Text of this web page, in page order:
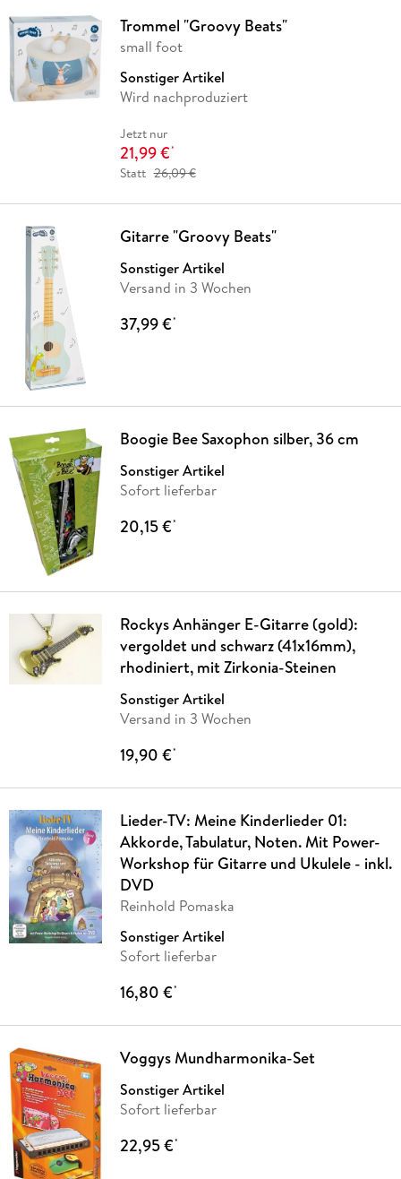
Trommel "Groovy Beats"
small foot
Sonstiger Artikel
Wird nachproduziert
Jetzt nur
21,99 €*
Statt 26,09 €
Gitarre "Groovy Beats"
Sonstiger Artikel
Versand in 3 Wochen
37,99 €*
Boogie Bee Saxophon silber, 36 cm
Sonstiger Artikel
Sofort lieferbar
20,15 €*
Rockys Anhänger E-Gitarre (gold):
vergoldet und schwarz (41x16mm),
rhodiniert, mit Zirkonia-Steinen
Sonstiger Artikel
Versand in 3 Wochen
19,90 €*
Lieder-TV: Meine Kinderlieder 01:
Akkorde, Tabulatur, Noten. Mit Power-
Workshop für Gitarre und Ukulele - inkl.
DVD
Reinhold Pomaska
Sonstiger Artikel
Sofort lieferbar
16,80 €*
Voggys Mundharmonika-Set
Sonstiger Artikel
Sofort lieferbar
22,95 €*